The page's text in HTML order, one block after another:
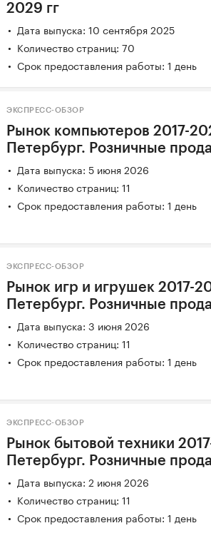
2029 гг
Дата выпуска: 10 сентября 2025
Количество страниц: 70
Срок предоставления работы: 1 день
ЭКСПРЕСС-ОБЗОР
Рынок компьютеров 2017-
Петербург. Розничные
Дата выпуска: 5 июня 2026
Количество страниц: 11
Срок предоставления работы: 1 день
ЭКСПРЕСС-ОБЗОР
Рынок игр и игрушек 2017-
Петербург. Розничные
Дата выпуска: 3 июня 2026
Количество страниц: 11
Срок предоставления работы: 1 день
ЭКСПРЕСС-ОБЗОР
Рынок бытовой техники
Петербург. Розничные
Дата выпуска: 2 июня 2026
Количество страниц: 11
Срок предоставления работы: 1 день